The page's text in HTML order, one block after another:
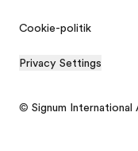
Cookie-politik
Privacy Settings
© Signum